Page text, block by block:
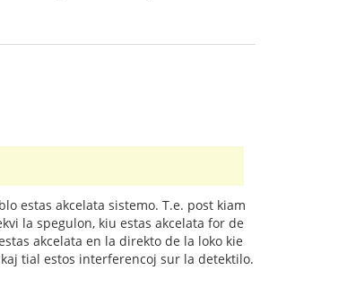
estas akcelata sistemo. T.e. post kiam
la spegulon, kiu estas akcelata for de
akcelata en la direkto de la loko kie
tial estos interferencoj sur la detektilo.